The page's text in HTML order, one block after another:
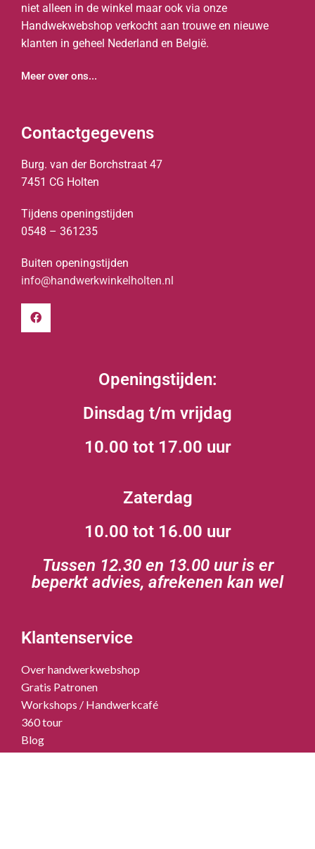
niet alleen in de winkel maar ook via onze
Handwekwebshop verkocht aan trouwe en nieuwe
klanten in geheel Nederland en België.
Meer over ons...
Contactgegevens
Burg. van der Borchstraat 47
7451 CG Holten
Tijdens openingstijden
0548 – 361235
Buiten openingstijden
info@handwerkwinkelholten.nl
Openingstijden:
Dinsdag t/m vrijdag
10.00 tot 17.00 uur
Zaterdag
10.00 tot 16.00 uur
Tussen 12.30 en 13.00 uur is er
beperkt advies, afrekenen kan wel
Klantenservice
Over handwerkwebshop
Gratis Patronen
Workshops / Handwerkcafé
360 tour
Blog
Contact